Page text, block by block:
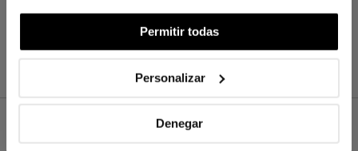
Permitir todas
Personalizar
Denegar